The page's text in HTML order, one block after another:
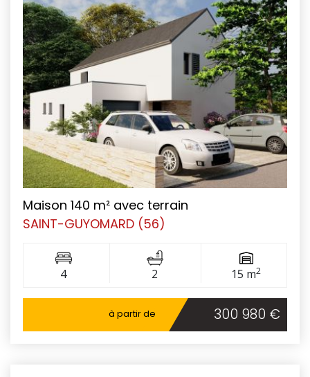
Maison 140 m² avec terrain
SAINT-GUYOMARD (56)
4 2 15 m2
à partir de 300 980 €